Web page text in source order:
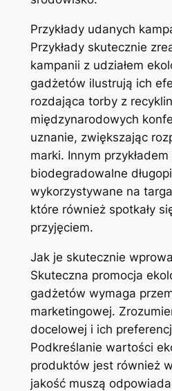
Przykłady udanych
Przykłady skutecznie
kampanii z udziałem
gadżetów ilustrują ich
rozdająca torby z
międzynarodowych
uznanie, zwiększając
marki. Innym przykładem
biodegradowalne
wykorzystywane na
które również spotkały
przyjęciem.
Jak je skutecznie
Skuteczna promocja
gadżetów wymaga
marketingowej.
docelowej i ich
Podkreślanie wartości
produktów jest również
jakość muszą